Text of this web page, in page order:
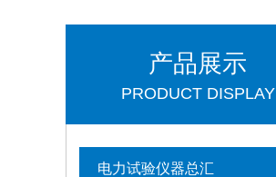
产品展示
PRODUCT DISPLAY
电力试验仪器总汇